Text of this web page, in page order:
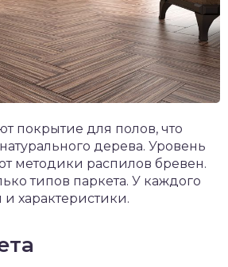
покрытие для полов, что
дерева. Уровень
методики распилов бревен.
типов паркета. У каждого
характеристики.